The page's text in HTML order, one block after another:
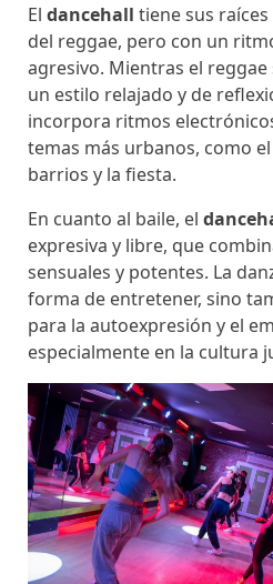
El dancehall tiene sus raíces
del reggae, pero con un
agresivo. Mientras el
un estilo relajado y de
incorpora ritmos
temas más urbanos, como
barrios y la fiesta.
En cuanto al baile, el
expresiva y libre, que
sensuales y potentes. La
forma de entretener, sino
para la autoexpresión y el
especialmente en la cultura